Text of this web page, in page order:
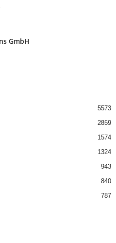
GmbH
5573
2859
1574
1324
943
840
787